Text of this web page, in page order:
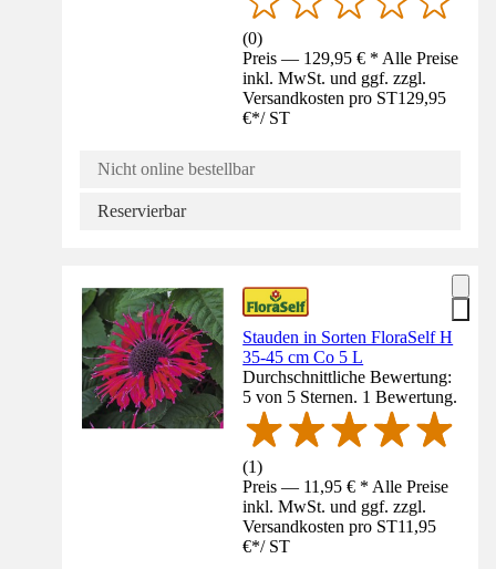
(0)
Preis — 129,95 € * Alle Preise
inkl. MwSt. und ggf. zzgl.
Versandkosten pro ST129,95
€*/ ST
Nicht online bestellbar
Reservierbar
Stauden in Sorten FloraSelf H
35-45 cm Co 5 L
Durchschnittliche Bewertung:
5 von 5 Sternen. 1 Bewertung.
(1)
Preis — 11,95 € * Alle Preise
inkl. MwSt. und ggf. zzgl.
Versandkosten pro ST11,95
€*/ ST